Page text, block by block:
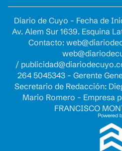
Diario de Cuyo - Fecha de
Av. Alem Sur 1639. Esquina
Contacto:
/
264 5045343 - Gerente
Secretario de Redacción:
Mario Romero - Empresa
FRANCISCO